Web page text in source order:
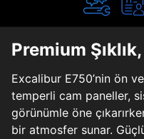
Premium
Excalibur E750’nin ön
temperli cam paneller,
görünümle öne
bir atmosfer sunar.